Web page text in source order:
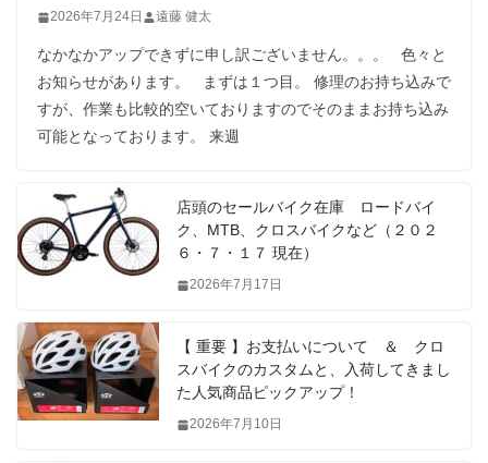
2026年7月24日 遠藤 健太
なかなかアップできずに申し訳ございません。。。 色々と
お知らせがあります。 まずは１つ目。 修理のお持ち込みで
すが、作業も比較的空いておりますのでそのままお持ち込み
可能となっております。 来週
店頭のセールバイク在庫 ロードバイ
ク、MTB、クロスバイクなど（２０２
６・７・１７ 現在）
2026年7月17日
【 重要 】お支払いについて ＆ クロ
スバイクのカスタムと、入荷してきまし
た人気商品ピックアップ！
2026年7月10日